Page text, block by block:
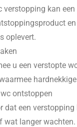
verstopping kan
oplevert.
u een verstopte
ontstoppen
dat een
wat langer wachten.